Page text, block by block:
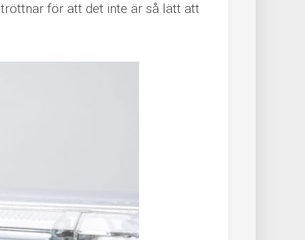
för att det inte är så lätt att